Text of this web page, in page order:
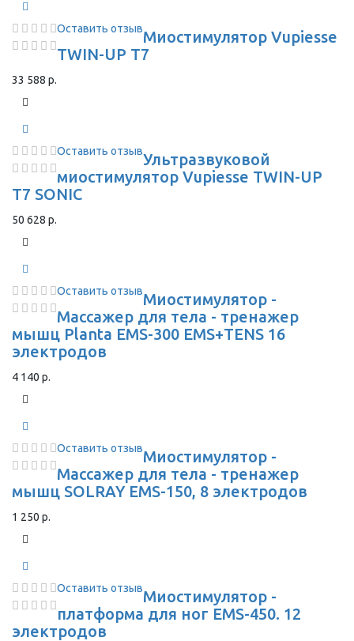
Оставить отзывМиостимулятор Vupiesse
TWIN-UP T7
33 588 р.
Оставить отзывУльтразвуковой
миостимулятор Vupiesse TWIN-UP
T7 SONIC
50 628 р.
Оставить отзывМиостимулятор -
Массажер для тела - тренажер
мышц Planta EMS-300 EMS+TENS 16
электродов
4 140 р.
Оставить отзывМиостимулятор -
Массажер для тела - тренажер
мышц SOLRAY EMS-150, 8 электродов
1 250 р.
Оставить отзывМиостимулятор -
платформа для ног EMS-450. 12
электродов